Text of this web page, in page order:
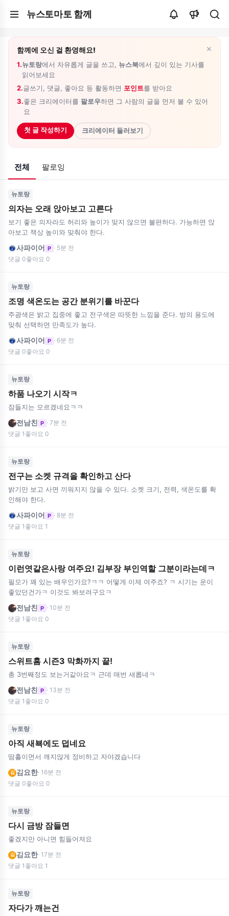
뉴스토마토 함께
×
함께에 오신 걸 환영해요!
1.뉴토랑에서 자유롭게 글을 쓰고, 뉴스북에서 깊이 있는 기사를
읽어보세요
2.글쓰기, 댓글, 좋아요 등 활동하면 포인트를 받아요
3.좋은 크리에이터를 팔로우하면 그 사람의 글을 먼저 볼 수 있어
요
첫 글 작성하기 크리에이터 둘러보기
전체 팔로잉
뉴토랑
의자는 오래 앉아보고 고른다
보기 좋은 의자라도 허리와 높이가 맞지 않으면 불편하다. 가능하면 앉
아보고 책상 높이와 맞춰야 한다.
사파이어 P · 5분 전
댓글 0좋아요 0
뉴토랑
조명 색온도는 공간 분위기를 바꾼다
주광색은 밝고 집중에 좋고 전구색은 따뜻한 느낌을 준다. 방의 용도에
맞춰 선택하면 만족도가 높다.
사파이어 P · 6분 전
댓글 0좋아요 0
뉴토랑
하품 나오기 시작ㅋ
잠들지는 모르겠네요ㅋㅋ
전남친 P · 7분 전
댓글 1 좋아요 0
뉴토랑
전구는 소켓 규격을 확인하고 산다
밝기만 보고 사면 끼워지지 않을 수 있다. 소켓 크기, 전력, 색온도를 확
인해야 한다.
사파이어 P · 8분 전
댓글 1 좋아요 1
뉴토랑
이런엿같은사랑 여주요! 김부장 부인역할 그분이라는데ㅋ
필모가 꽤 있는 배우인가요?ㅋㅋ 어떻게 이제 여주죠? ㅋ 시기는 운이
좋았던건가ㅋ 이것도 봐보려구요ㅋ
전남친 P · 10분 전
댓글 1 좋아요 0
뉴토랑
스위트홈 시즌3 막화까지 끝!
총 3번째정도 보는거같아요ㅋ 근데 매번 새롭네ㅋ
전남친 P · 13분 전
댓글 1 좋아요 0
뉴토랑
아직 새뵥에도 덥네요
땀흘이면서 깨지않게 정비하고 자야겠습니다
김 김요한· 16분 전
댓글 0좋아요 0
뉴토랑
다시 금방 잠들면
좋겠지만 아니면 힘들어져요
김 김요한· 17분 전
댓글 1 좋아요 1
뉴토랑
자다가 깨는건